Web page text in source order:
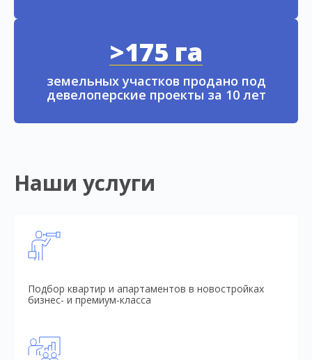
>175 га
земельных участков продано под
девелоперские проекты за 10 лет
Наши услуги
Подбор квартир и апартаментов в новостройках
бизнес- и премиум-класса